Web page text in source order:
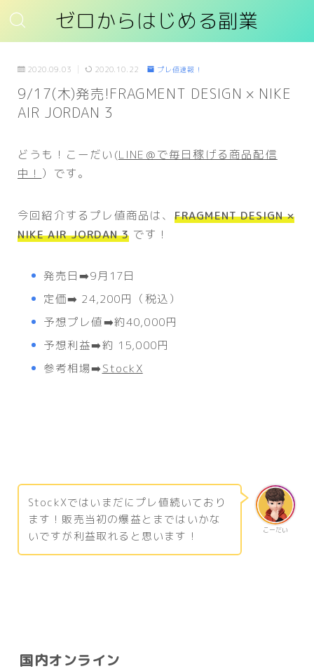
ゼロからはじめる副業
2020.09.03 2020.10.22 プレ値速報！
9/17(木)発売!FRAGMENT DESIGN × NIKE
AIR JORDAN 3
どうも！こーだい(LINE＠で毎日稼げる商品配信
中！ ）です。
今回紹介するプレ値商品は、 FRAGMENT DESIGN ×
NIKE AIR JORDAN 3 です！
発売日➡️9月17日
定価➡️ 24,200円（税込）
予想プレ値➡️約40,000円
予想利益➡️約 15,000円
参考相場➡️StockX
こーだい
StockXではいまだにプレ値続いており
ます！販売当初の爆益とまではいかな
いですが利益取れると思います！
国内オンライン